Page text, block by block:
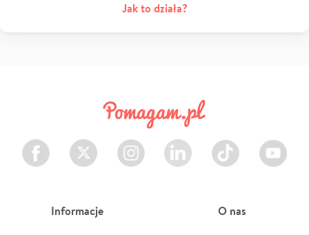
Jak to działa?
Facebook Twitter Instagram LinkedIn TikTok Youtube
Informacje O nas